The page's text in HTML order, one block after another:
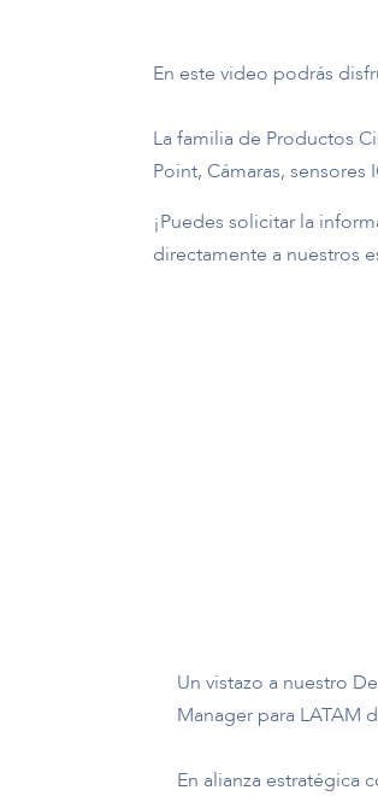
En este video podrás
La familia de Productos
Point, Cámaras, sensores
¡Puedes solicitar la
directamente a nuestros
Un vistazo a nuestro
Manager para LATAM
En alianza estratégica